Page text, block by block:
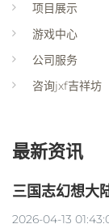
项目展示
游戏中心
公司服务
咨询jxf吉祥坊
最新资讯
三国志幻想大
2026-04-13